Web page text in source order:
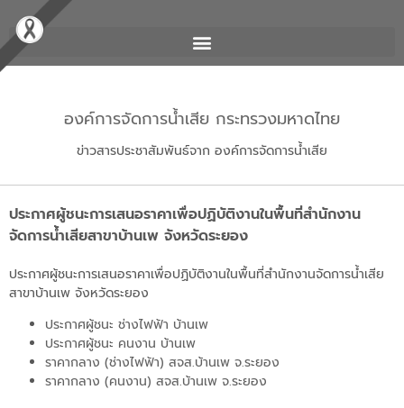
องค์การจัดการน้ำเสีย กระทรวงมหาดไทย
ข่าวสารประชาสัมพันธ์จาก องค์การจัดการน้ำเสีย
ประกาศผู้ชนะการเสนอราคาเพื่อปฏิบัติงานในพื้นที่สำนักงาน
จัดการน้ำเสียสาขาบ้านเพ จังหวัดระยอง
ประกาศผู้ชนะการเสนอราคาเพื่อปฏิบัติงานในพื้นที่สำนักงานจัดการน้ำเสีย
สาขาบ้านเพ จังหวัดระยอง
ประกาศผู้ชนะ ช่างไฟฟ้า บ้านเพ
ประกาศผู้ชนะ คนงาน บ้านเพ
ราคากลาง (ช่างไฟฟ้า) สจส.บ้านเพ จ.ระยอง
ราคากลาง (คนงาน) สจส.บ้านเพ จ.ระยอง